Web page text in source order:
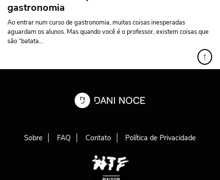
gastronomia
Ao entrar num curso de gastronomia, muitas coisas inesperadas
aguardam os alunos. Mas quando você é o professor, existem coisas que
são “batata...
↑
Sobre FAQ Contato Política de Privacidade